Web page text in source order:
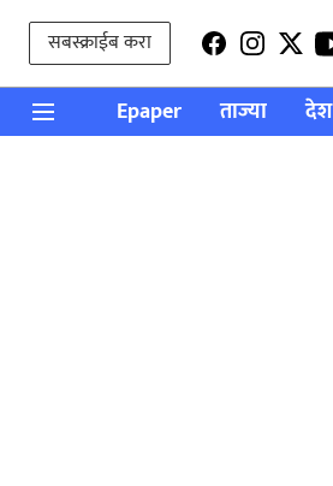
सबस्क्राईब करा
Epaper ताज्या देश